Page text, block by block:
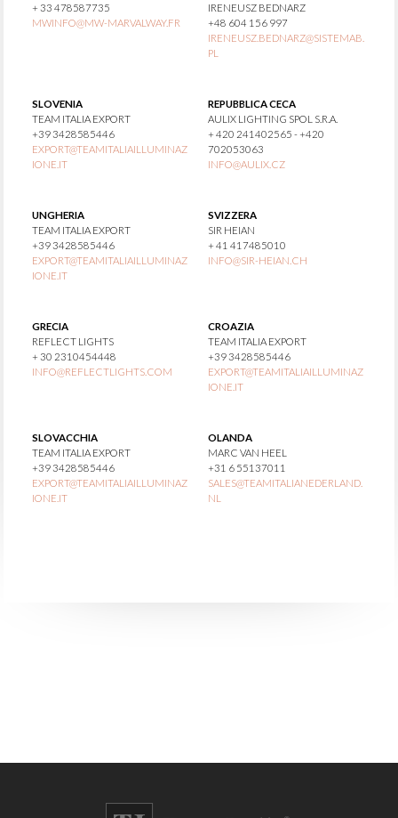
+ 33 478587735
MWINFO@MW-MARVALWAY.FR
IRENEUSZ BEDNARZ
+48 604 156 997
IRENEUSZ.BEDNARZ@SISTEMAB.
PL
SLOVENIA
TEAM ITALIA EXPORT
+39 3428585446
EXPORT@TEAMITALIAILLUMINAZ
IONE.IT
REPUBBLICA CECA
AULIX LIGHTING SPOL S.R.A.
+ 420 241402565 - +420
702053063
INFO@AULIX.CZ
UNGHERIA
TEAM ITALIA EXPORT
+39 3428585446
EXPORT@TEAMITALIAILLUMINAZ
IONE.IT
SVIZZERA
SIR HEIAN
+ 41 417485010
INFO@SIR-HEIAN.CH
GRECIA
REFLECT LIGHTS
+ 30 2310454448
INFO@REFLECTLIGHTS.COM
CROAZIA
TEAM ITALIA EXPORT
+39 3428585446
EXPORT@TEAMITALIAILLUMINAZ
IONE.IT
SLOVACCHIA
TEAM ITALIA EXPORT
+39 3428585446
EXPORT@TEAMITALIAILLUMINAZ
IONE.IT
OLANDA
MARC VAN HEEL
+31 6 55137011
SALES@TEAMITALIANEDERLAND.
NL